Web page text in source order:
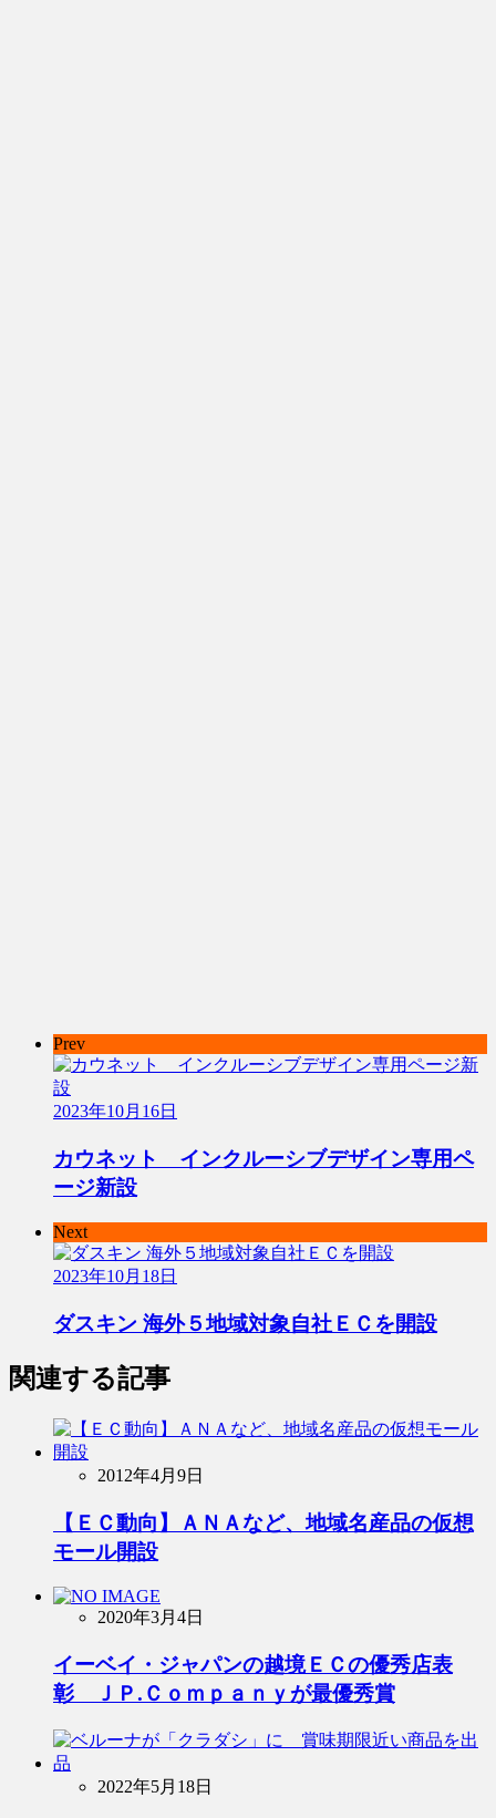
Prev
2023年10月16日
カウネット インクルーシブデザイン専用ペ
ージ新設
Next
2023年10月18日
ダスキン 海外５地域対象自社ＥＣを開設
関連する記事
2012年4月9日
【ＥＣ動向】ＡＮＡなど、地域名産品の仮想
モール開設
2020年3月4日
イーベイ・ジャパンの越境ＥＣの優秀店表
彰 ＪＰ.Ｃｏｍｐａｎｙが最優秀賞
2022年5月18日